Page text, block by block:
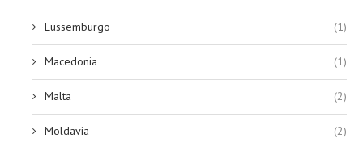
Lussemburgo (1)
Macedonia (1)
Malta (2)
Moldavia (2)